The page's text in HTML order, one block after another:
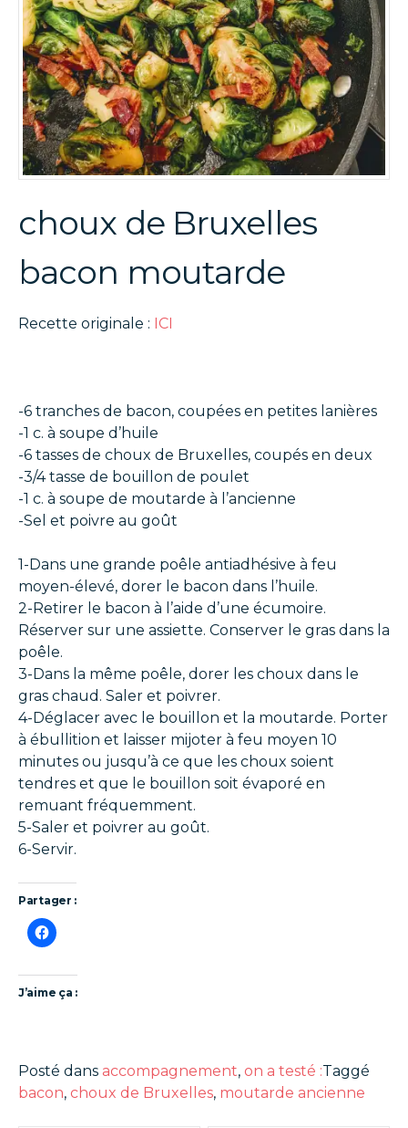
choux de Bruxelles
bacon moutarde
Recette originale : ICI
-6 tranches de bacon, coupées en petites lanières
-1 c. à soupe d’huile
-6 tasses de choux de Bruxelles, coupés en deux
-3/4 tasse de bouillon de poulet
-1 c. à soupe de moutarde à l’ancienne
-Sel et poivre au goût
1-Dans une grande poêle antiadhésive à feu
moyen-élevé, dorer le bacon dans l’huile.
2-Retirer le bacon à l’aide d’une écumoire.
Réserver sur une assiette. Conserver le gras dans la
poêle.
3-Dans la même poêle, dorer les choux dans le
gras chaud. Saler et poivrer.
4-Déglacer avec le bouillon et la moutarde. Porter
à ébullition et laisser mijoter à feu moyen 10
minutes ou jusqu’à ce que les choux soient
tendres et que le bouillon soit évaporé en
remuant fréquemment.
5-Saler et poivrer au goût.
6-Servir.
Partager :
J’aime ça :
Posté dans accompagnement, on a testé :Taggé
bacon, choux de Bruxelles, moutarde ancienne